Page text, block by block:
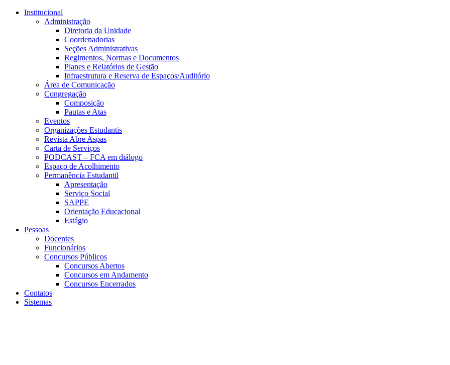
Página Inicial Faculdade de Ciências Aplicadas
Conteúdo principal
Institucional
Administração
Diretoria da Unidade
Coordenadorias
Seções Administrativas
Regimentos, Normas e Documentos
Planes e Relatórios de Gestão
Infraestrutura e Reserva de Espaços/Auditório
Área de Comunicação
Congregação
Composição
Pautas e Atas
Eventos
Organizações Estudantis
Revista Abre Aspas
Carta de Serviços
PODCAST – FCA em diálogo
Espaço de Acolhimento
Permanência Estudantil
Apresentação
Serviço Social
SAPPE
Orientação Educacional
Estágio
Pessoas
Docentes
Funcionários
Concursos Públicos
Concursos Abertos
Concursos em Andamento
Concursos Encerrados
Contatos
Sistemas